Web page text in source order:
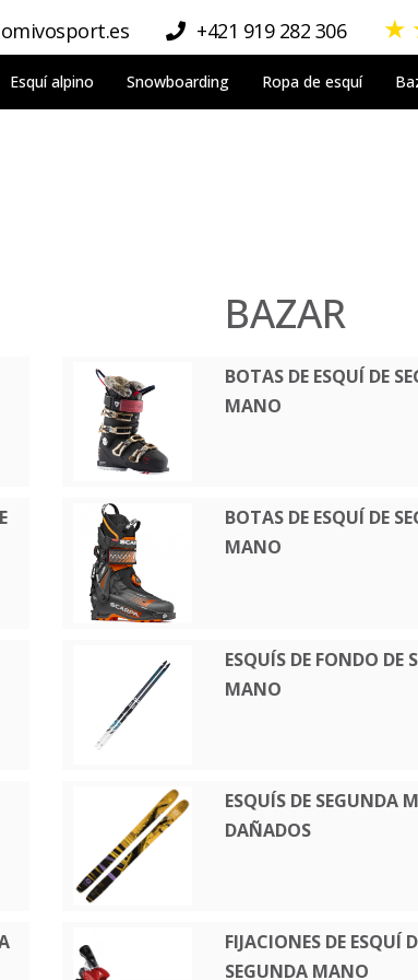
+421 919 282 306 ★
Esquí alpino Snowboarding Ropa de esquí
BAZAR
BOTAS DE ESQUÍ DE
MANO
BOTAS DE ESQUÍ DE
MANO
ESQUÍS DE FONDO DE
MANO
ESQUÍS DE SEGUNDA
DAÑADOS
FIJACIONES DE ESQUÍ
SEGUNDA MANO